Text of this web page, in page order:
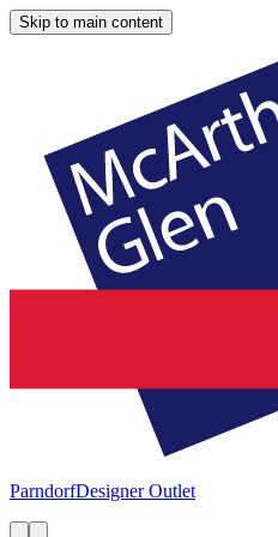
Skip to main content
ParndorfDesigner Outlet